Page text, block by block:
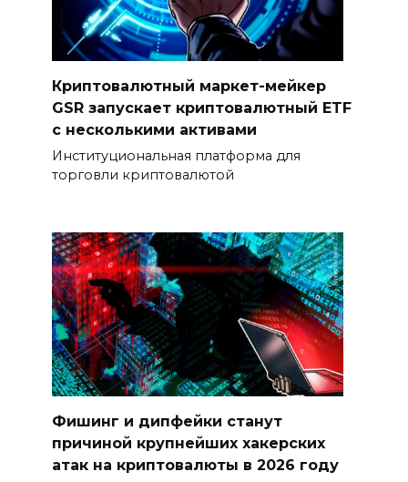
Криптовалютный маркет-мейкер
GSR запускает криптовалютный ETF
с несколькими активами
Институциональная платформа для
торговли криптовалютой
Фишинг и дипфейки станут
причиной крупнейших хакерских
атак на криптовалюты в 2026 году